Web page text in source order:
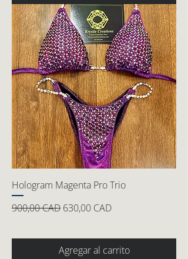
Hologram Magenta Pro Trio
Precio
900,00 CAD Precio de oferta
630,00 CAD
Agregar al carrito